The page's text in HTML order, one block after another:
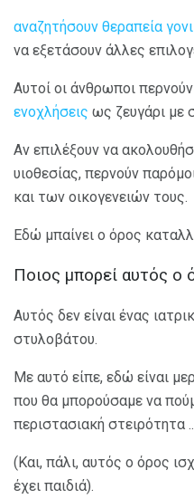
αναζητήσουν θεραπεία
να εξετάσουν άλλες
Αυτοί οι άνθρωποι
ενοχλήσεις ως ζευγάρι με
Αν επιλέξουν να
υιοθεσίας, περνούν
και των οικογενειών τους.
Εδώ μπαίνει ο όρος
Ποιος μπορεί αυτός ο
Αυτός δεν είναι ένας
στυλοβάτου.
Με αυτό είπε, εδώ είναι
που θα μπορούσαμε να
περιστασιακή στειρότητα
(Και, πάλι, αυτός ο όρος
έχει παιδιά).